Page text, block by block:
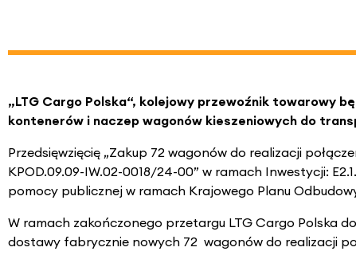
„LTG Cargo Polska“, kolejowy przewoźnik towarowy
kontenerów i naczep wagonów kieszeniowych do
Przedsięwzięcię „Zakup 72 wagonów do realizacji
KPOD.09.09-IW.02-0018/24-00” w ramach Inwestycji:
pomocy publicznej w ramach Krajowego Planu
W ramach zakończonego przetargu LTG Cargo Polska
dostawy fabrycznie nowych 72 wagonów do realizacji